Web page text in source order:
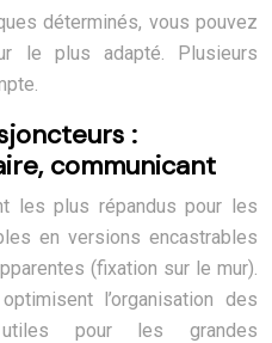
déterminés, vous pouvez
le plus adapté. Plusieurs
:
communicant
les plus répandus pour les
en versions encastrables
(fixation sur le mur).
l’organisation des
utiles pour les grandes